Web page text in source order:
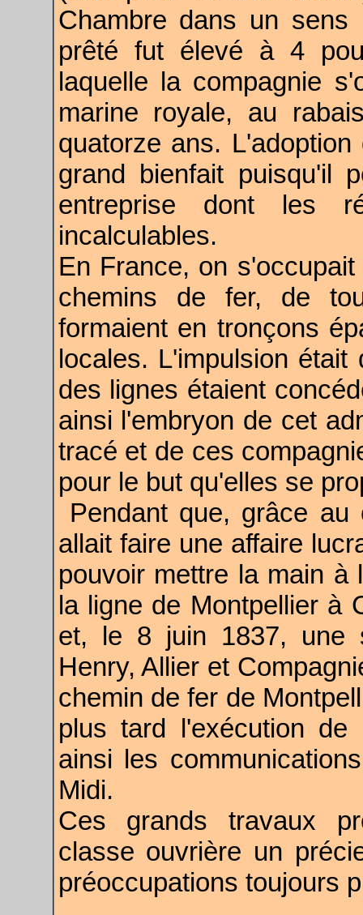
Chambre dans un sens
prêté fut élevé à 4
laquelle la compagnie
marine royale, au
quatorze ans.
grand bienfait puisqu'il
entreprise dont les
incalculables.
En France, on
chemins de fer, de
formaient en tronçons
locales. L'impulsion
des lignes étaient
ainsi l'embryon de cet
tracé et de ces
pour le but qu'elles se
Pendant que, grâce au
allait faire une affaire
pouvoir mettre la main à
la ligne de Montpellier à
et, le 8 juin 1837, une
Henry, Allier et
chemin de fer de
plus tard l'exécution
ainsi les
Midi.
Ces grands travaux
classe ouvrière un
préoccupations toujours